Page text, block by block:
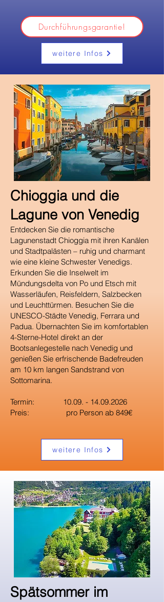
Durchführungsgarantie!
weitere Infos
Chioggia und die
Lagune von Venedig
Entdecken Sie die romantische
Lagunenstadt Chioggia mit ihren Kanälen
und Stadtpalästen – ruhig und charmant
wie eine kleine Schwester Venedigs.
Erkunden Sie die Inselwelt im
Mündungsdelta von Po und Etsch mit
Wasserläufen, Reisfeldern, Salzbecken
und Leuchttürmen. Besuchen Sie die
UNESCO-Städte Venedig, Ferrara und
Padua. Übernachten Sie im komfortablen
4-Sterne-Hotel direkt an der
Bootsanlegestelle nach Venedig und
genießen Sie erfrischende Badefreuden
am 10 km langen Sandstrand von
Sottomarina.
Termin: 10.09. - 14.09.2026
Preis: pro Person ab 849€
weitere Infos
Spätsommer im